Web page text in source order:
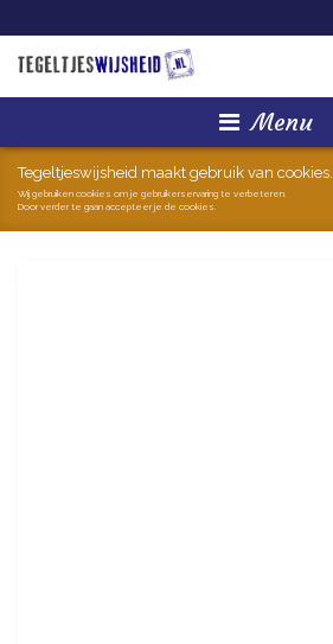
Menu
Homepage
Tegeltjes
Tegeltjeswijsheid maakt gebruik van cookies.
Wij gebruiken cookies om je gebruikerservaring te verbeteren.
Door verder te gaan accepteer je de cookies.